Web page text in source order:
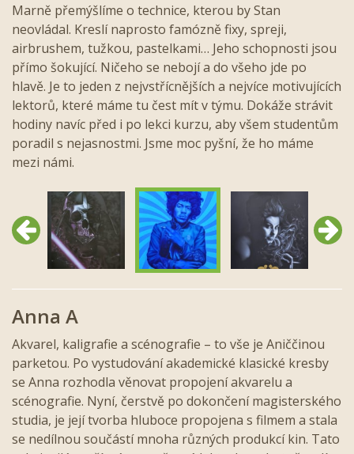
Marně přemýšlíme o technice, kterou by Stan
neovládal. Kreslí naprosto famózně fixy, spreji,
airbrushem, tužkou, pastelkami… Jeho schopnosti jsou
přímo šokující. Ničeho se nebojí a do všeho jde po
hlavě. Je to jeden z nejvstřícnějších a nejvíce motivujících
lektorů, které máme tu čest mít v týmu. Dokáže strávit
hodiny navíc před i po lekci kurzu, aby všem studentům
poradil s nejasnostmi. Jsme moc pyšní, že ho máme
mezi námi.
Předchozí Další
Anna A
Akvarel, kaligrafie a scénografie – to vše je Aniččinou
parketou. Po vystudování akademické klasické kresby
se Anna rozhodla věnovat propojení akvarelu a
scénografie. Nyní, čerstvě po dokončení magisterského
studia, je její tvorba hluboce propojena s filmem a stala
se nedílnou součástí mnoha různých produkcí kin. Tato